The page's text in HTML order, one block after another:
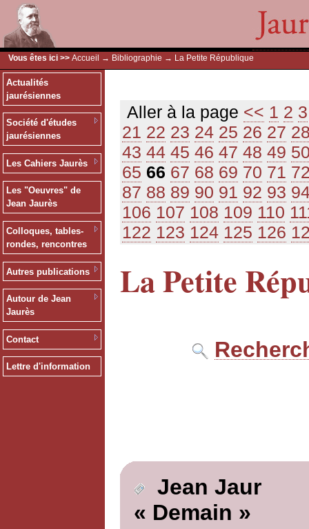
Vous êtes ici >> Accueil → Bibliographie → La Petite République
Actualités
jaurésiennes
Société d'études
jaurésiennes
Les Cahiers Jaurès
Les "Oeuvres" de
Jean Jaurès
Colloques, tables-
rondes, rencontres
Autres publications
Autour de Jean
Jaurès
Contact
Lettre d'information
Aller à la page << 1 2 3
21 22 23 24 25 26 27
43 44 45 46 47 48 49
65 66 67 68 69 70 71
87 88 89 90 91 92 93
106 107 108 109 110
122 123 124 125 126
La Petite
Jean Jaur
« Demain »